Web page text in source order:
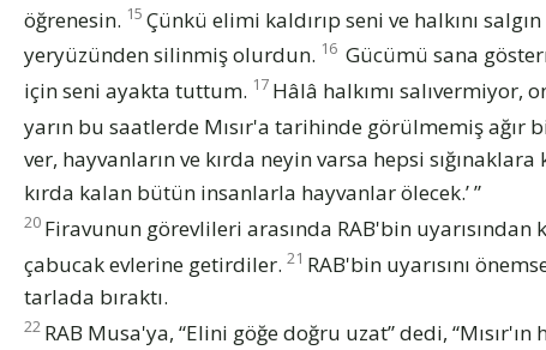
öğrenesin. 15 Çünkü elimi kaldırıp seni ve halkını
yeryüzünden silinmiş olurdun. 16 Gücümü sana
için seni ayakta tuttum. 17 Hâlâ halkımı salıvermiyor,
yarın bu saatlerde Mısır'a tarihinde görülmemiş ağır
ver, hayvanların ve kırda neyin varsa hepsi
kırda kalan bütün insanlarla hayvanlar ölecek.’ ”
20 Firavunun görevlileri arasında RAB'bin uyarısından
çabucak evlerine getirdiler. 21 RAB'bin uyarısını
tarlada bıraktı.
22 RAB Musa'ya, “Elini göğe doğru uzat” dedi,